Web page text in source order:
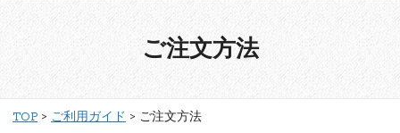
ご注文方法
TOP ご利用ガイド ご注文方法